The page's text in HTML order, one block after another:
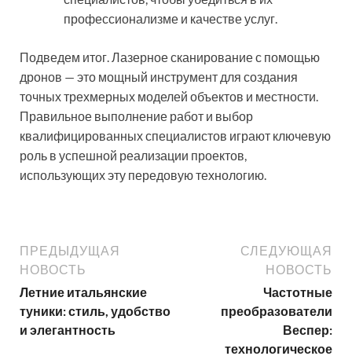
профессионализме и качестве услуг.
Подведем итог. Лазерное сканирование с помощью
дронов — это мощный инструмент для создания
точных трехмерных моделей объектов и местности.
Правильное выполнение работ и выбор
квалифицированных специалистов играют ключевую
роль в успешной реализации проектов,
использующих эту передовую технологию.
ПРЕДЫДУЩАЯ
НОВОСТЬ
Летние итальянские
туники: стиль, удобство
и элегантность
СЛЕДУЮЩАЯ
НОВОСТЬ
Частотные
преобразователи
Веспер:
технологическое